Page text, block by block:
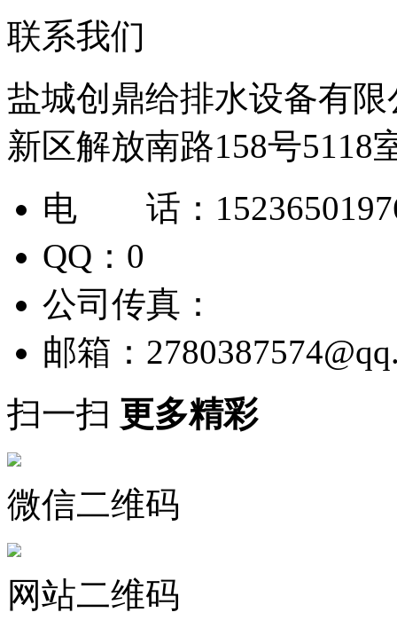
联系我们
盐城创鼎给排水设备有限
新区解放南路158号
电 话：
QQ：0
公司传真：
邮箱：
扫一扫 更多精彩
微信二维码
网站二维码